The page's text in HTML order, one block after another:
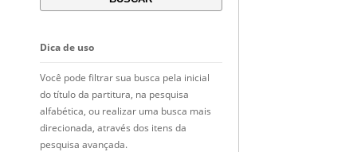
Dica de uso
Você pode filtrar sua busca pela inicial
do título da partitura, na pesquisa
alfabética, ou realizar uma busca mais
direcionada, através dos itens da
pesquisa avançada.